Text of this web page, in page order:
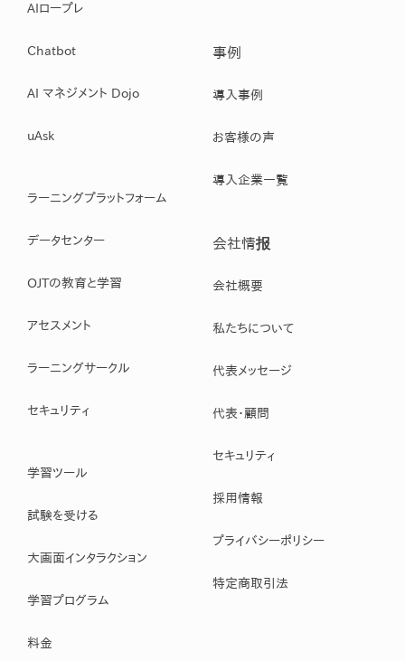
AIロープレ
Chatbot
AI マネジメント Dojo
uAsk
ラーニングプラットフォーム
データセンター
OJTの教育と学習
アセスメント
ラーニングサークル
セキュリティ
学習ツール
試験を受ける
大画面インタラクション
学習プログラム
料金
事例
導入事例
お客様の声
導入企業一覧
会社情报
会社概要
私たちについて
代表メッセージ
代表・顧問
セキュリティ
採用情報
プライバシーポリシー
特定商取引法